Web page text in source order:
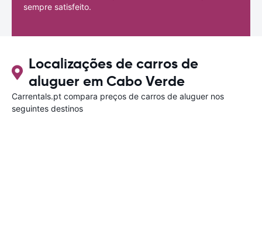
sempre satisfeito.
Localizações de carros de
aluguer em Cabo Verde
Carrentals.pt compara preços de carros de aluguer nos
seguintes destinos